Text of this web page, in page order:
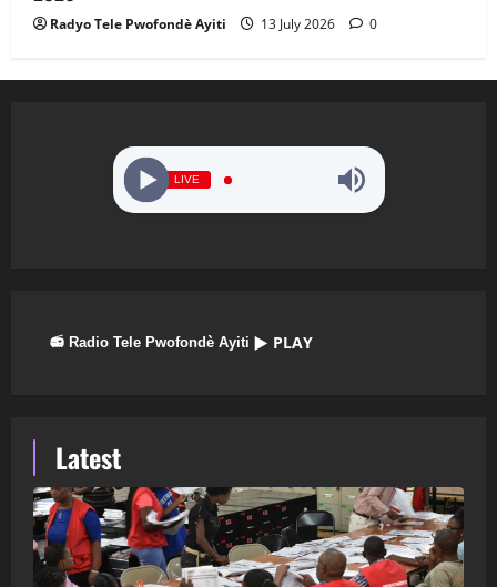
Radyo Tele Pwofondè Ayiti 13 July 2026 0
LIVE
📻 Radio Tele Pwofondè Ayiti ▶ PLAY
Latest